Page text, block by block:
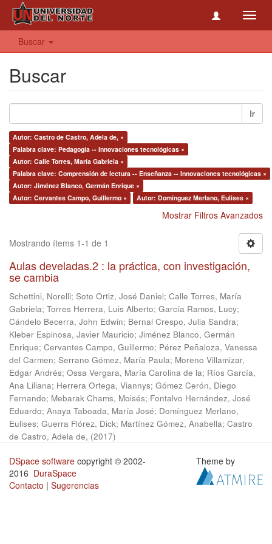
Buscar
Buscar
Ir
Autor: Castro de Castro, Adela de, ×
Palabra clave: Pedagogía -- Innovaciones tecnológicas ×
Autor: Calle Torres, María Gabriela ×
Palabra clave: Comprensión de lectura -- Enseñanza -- Innovaciones tecnológicas ×
Autor: Jiménez Blanco, Germán Enrique ×
Autor: Cervantes Campo, Guillermo ×
Autor: Domínguez Merlano, Eulises ×
Mostrar Filtros Avanzados
Mostrando ítems 1-1 de 1
Aulas develadas.2 : la práctica, con investigación,
se cambia
Schettini, Norelli; Soto Ortiz, José Daniel; Calle Torres, María
Gabriela; Torres Herrera, Luis Alberto; García Ramos, Lucy;
Cándelo Becerra, John Edwin; Bernal Crespo, Julia Sandra;
Kleber Espinosa, Javier Mauricio; Jiménez Blanco, Germán
Enrique; Cervantes Campo, Guillermo; Pérez Peñaloza, Vanessa
del Carmen; Serrano Gómez, María Paula; Moreno Villamizar,
Edgar Andrés; Ossa Vergara, María Carolina de la; Ríos García,
Ana Liliana; Herrera Ortega, Viannys; Gómez Cerón, Diego
Fernando; Mebarak Chams, Moisés; Fontalvo Hernández, José
Eduardo; Anaya Taboada, María José; Domínguez Merlano,
Eulises; Guerra Flórez, Dick; Martínez Gómez, Anabella; Castro
de Castro, Adela de, (2017)
DSpace software copyright © 2002-
2016 DuraSpace
Contacto | Sugerencias
Theme by